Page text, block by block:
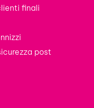
finali
post